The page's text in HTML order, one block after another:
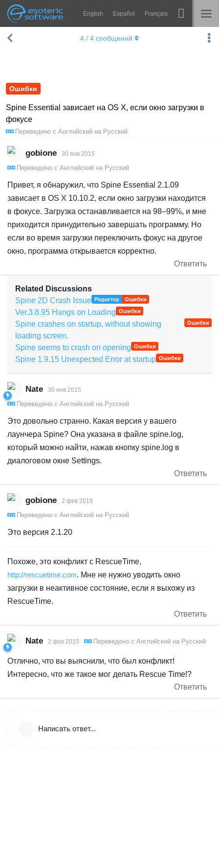
Esoteric Software
Navigation English Español Français
ГЛАВНАЯ
КОНТАКТЫ
Spine
Купить
Ошибки
Spine Essential зависает на OS X, если окно загрузки в
фокусе
Переведено с Английский на Русский
4 / 4 сообщений
gobione 30 янв 2015
Переведено с Английский на Русский
Привет, я обнаружил, что Spine Essential 2.1.09
зависает в OS X 10.10.2, если окно загрузки находится
в фокусе. Загрузка останавливается на 98–99%, и мне
приходится принудительно завершать программу. Но
если во время загрузки переключить фокус на другое
окно, программа открывается корректно.
Ответить
Related Discussions
Spine 2D Crash Issue Редактор Ошибки
Ver.3.8.95 Hangs on Loading Ошибки
Spine crashes on startup, without showing
loading screen.
Ошибки
Spine seems to crash on opening Ошибки
Spine 1.9.15 Unexpected Error at startup Ошибки
Nate 30 янв 2015
Переведено с Английский на Русский
Это довольно странно. Какая версия у вашего
лаунчера Spine? Она указана в файле spine.log,
который можно найти, нажав кнопку spine.log в
диалоговом окне Settings.
Ответить
gobione 2 фев 2015
Переведено с Английский на Русский
Это версия 2.1.20
Похоже, это конфликт с RescueTime,
http://rescuetime.com. Мне не нужно уводить окно
загрузки в неактивное состояние, если я выхожу из
RescueTime.
Ответить
Nate 2 фев 2015 Переведено с Английский на Русский
Отлично, что вы выяснили, что был конфликт!
Интересно, что же такое мог делать Rescue Time!?
Ответить
Написать ответ...